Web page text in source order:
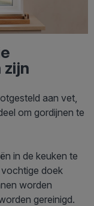
zijn
aan vet,
om gordijnen te
in de keuken te
doek
worden
gereinigd.